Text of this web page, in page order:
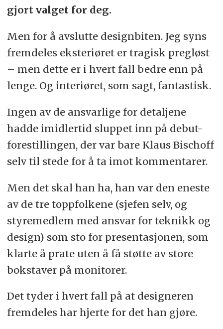
gjort valget for deg.
Men for å avslutte designbiten. Jeg syns
fremdeles eksteriøret er tragisk pregløst
– men dette er i hvert fall bedre enn på
lenge. Og interiøret, som sagt, fantastisk.
Ingen av de ansvarlige for detaljene
hadde imidlertid sluppet inn på debut-
forestillingen, der var bare Klaus Bischoff
selv til stede for å ta imot kommentarer.
Men det skal han ha, han var den eneste
av de tre toppfolkene (sjefen selv, og
styremedlem med ansvar for teknikk og
design) som sto for presentasjonen, som
klarte å prate uten å få støtte av store
bokstaver på monitorer.
Det tyder i hvert fall på at designeren
fremdeles har hjerte for det han gjøre.